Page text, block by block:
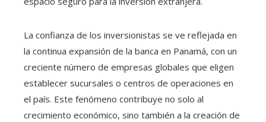
La confianza de los inversionistas se ve reflejada en
la continua expansión de la banca en Panamá, con un
creciente número de empresas globales que eligen
establecer sucursales o centros de operaciones en
el país. Este fenómeno contribuye no solo al
crecimiento económico, sino también a la creación de